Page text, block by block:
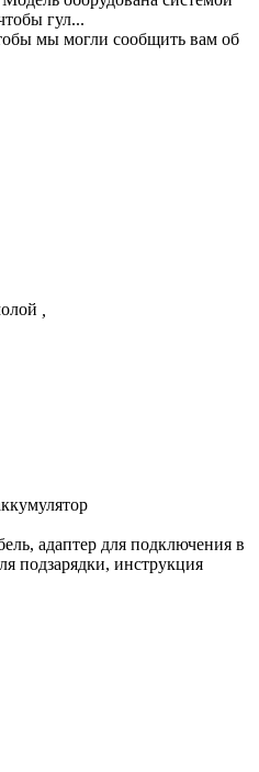
гул...
мы могли сообщить вам об
адаптер для подключения в
подзарядки, инструкция